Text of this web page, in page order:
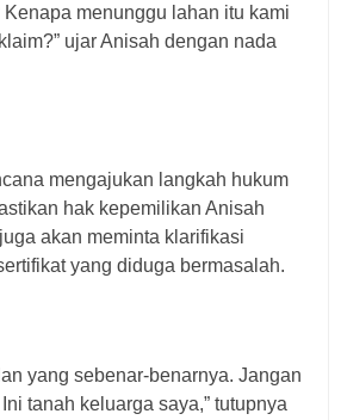
menunggu lahan itu kami
ujar Anisah dengan nada
mengajukan langkah hukum
hak kepemilikan Anisah
akan meminta klarifikasi
yang diduga bermasalah.
yang sebenar-benarnya. Jangan
tanah keluarga saya,” tutupnya